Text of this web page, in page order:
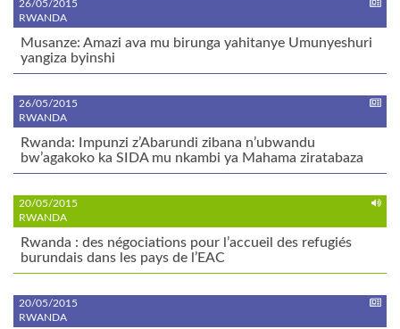
26/05/2015
RWANDA
Musanze: Amazi ava mu birunga yahitanye Umunyeshuri
yangiza byinshi
26/05/2015
RWANDA
Rwanda: Impunzi z’Abarundi zibana n’ubwandu
bw’agakoko ka SIDA mu nkambi ya Mahama ziratabaza
20/05/2015
RWANDA
Rwanda : des négociations pour l’accueil des refugiés
burundais dans les pays de l’EAC
20/05/2015
RWANDA